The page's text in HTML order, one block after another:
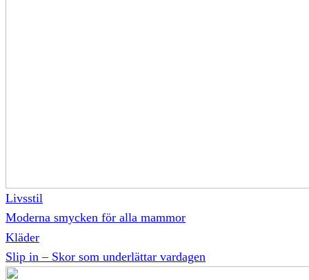
Livsstil
Moderna smycken för alla mammor
Kläder
Slip in – Skor som underlättar vardagen